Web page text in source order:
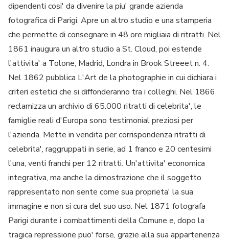
dipendenti cosi' da divenire la piu' grande azienda
fotografica di Parigi. Apre un altro studio e una stamperia
che permette di consegnare in 48 ore migliaia di ritratti. Nel
1861 inaugura un altro studio a St. Cloud, poi estende
l'attivita' a Tolone, Madrid, Londra in Brook Streeet n. 4.
Nel 1862 pubblica L'Art de la photographie in cui dichiara i
criteri estetici che si diffonderanno tra i colleghi. Nel 1866
reclamizza un archivio di 65.000 ritratti di celebrita', le
famiglie reali d'Europa sono testimonial preziosi per
l'azienda. Mette in vendita per corrispondenza ritratti di
celebrita', raggruppati in serie, ad 1 franco e 20 centesimi
l'una, venti franchi per 12 ritratti. Un'attivita' economica
integrativa, ma anche la dimostrazione che il soggetto
rappresentato non sente come sua proprieta' la sua
immagine e non si cura del suo uso. Nel 1871 fotografa
Parigi durante i combattimenti della Comune e, dopo la
tragica repressione puo' forse, grazie alla sua appartenenza